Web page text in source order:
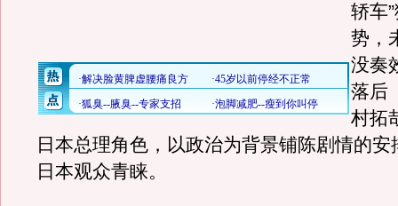
轿车
势，
没奏
落后
村拓
日本总理角色，以政治为背景铺陈剧情的安
日本观众青睐。